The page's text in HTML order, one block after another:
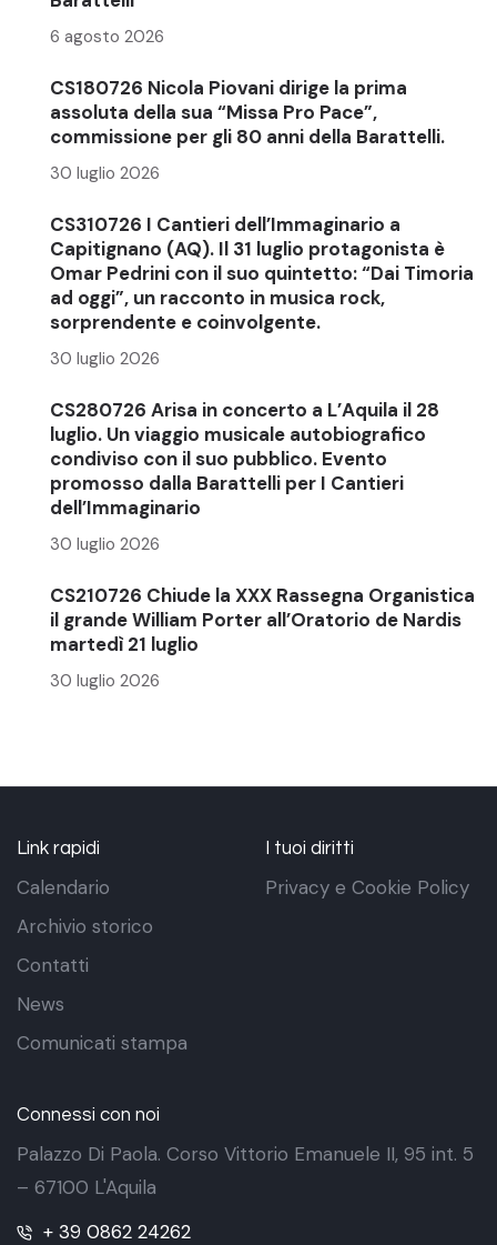
6 agosto 2026
CS180726 Nicola Piovani dirige la prima
assoluta della sua “Missa Pro Pace”,
commissione per gli 80 anni della Barattelli.
30 luglio 2026
CS310726 I Cantieri dell’Immaginario a
Capitignano (AQ). Il 31 luglio protagonista è
Omar Pedrini con il suo quintetto: “Dai Timoria
ad oggi”, un racconto in musica rock,
sorprendente e coinvolgente.
30 luglio 2026
CS280726 Arisa in concerto a L’Aquila il 28
luglio. Un viaggio musicale autobiografico
condiviso con il suo pubblico. Evento
promosso dalla Barattelli per I Cantieri
dell’Immaginario
30 luglio 2026
CS210726 Chiude la XXX Rassegna Organistica
il grande William Porter all’Oratorio de Nardis
martedì 21 luglio
30 luglio 2026
Link rapidi
Calendario
Archivio storico
Contatti
News
Comunicati stampa
I tuoi diritti
Privacy e Cookie Policy
Connessi con noi
Palazzo Di Paola. Corso Vittorio Emanuele II, 95 int. 5
– 67100 L'Aquila
+ 39 0862 24262